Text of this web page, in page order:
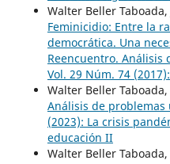
Walter Beller
Feminicidio: Entre la
democrática. Una
Reencuentro. Análisis
Vol. 29 Núm. 74
Walter Beller Taboada,
Análisis de problemas
(2023): La crisis
educación II
Walter Beller Taboada,